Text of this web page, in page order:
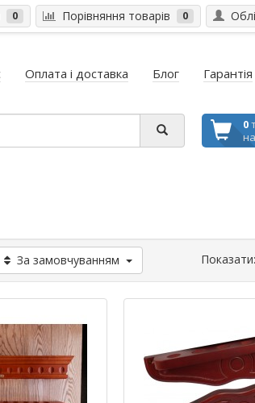
0 Порівняння товарів 0
Оплата і доставка Блог Гарантія
0
на
За замовчуванням Показати: